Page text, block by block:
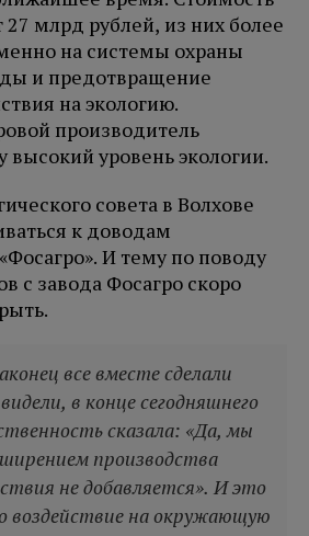
27 млрд рублей, из них более
на системы охраны
и предотвращение
на экологию.
производитель
высокий уровень экологии.
совета в Волхове
к доводам
И тему по поводу
с завода Фосагро скоро
все вместе сделали
в конце сегодняшнего
сказала: «Да, мы
производства
не добавляется». И это
воздействие на окружающую